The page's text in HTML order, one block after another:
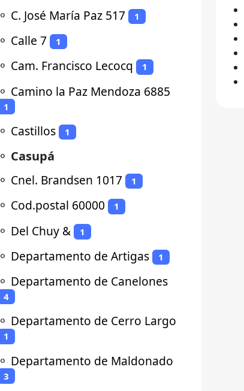
⚬ C. José María Paz 517 1
⚬ Calle 7 1
⚬ Cam. Francisco Lecocq 1
⚬ Camino la Paz Mendoza 6885
1
⚬ Castillos 1
⚬ Casupá
⚬ Cnel. Brandsen 1017 1
⚬ Cod.postal 60000 1
⚬ Del Chuy & 1
⚬ Departamento de Artigas 1
⚬ Departamento de Canelones
4
⚬ Departamento de Cerro Largo
1
⚬ Departamento de Maldonado
3